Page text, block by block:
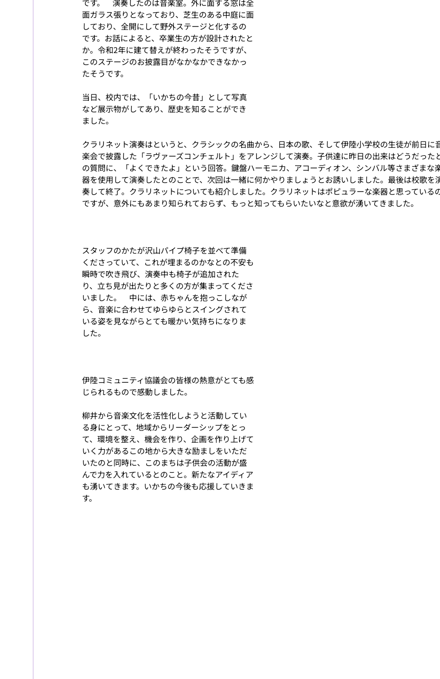
です。　演奏したのは音楽室。外に面する窓は全
面ガラス張りとなっており、芝生のある中庭に面
しており、全開にして野外ステージと化するの
です。お話によると、卒業生の方が設計されたと
か。令和2年に建て替えが終わったそうですが、
このステージのお披露目がなかなかできなかっ
たそうです。
当日、校内では、「いかちの今昔」として写真
など展示物がしてあり、歴史を知ることができ
ました。
クラリネット演奏はというと、クラシックの名曲から、日本の歌、そして伊陸小学校の生徒が前日に
楽会で披露した「ラヴァーズコンチェルト」をアレンジして演奏。子供達に昨日の出来はどうだった
の質問に、「よくできたよ」という回答。鍵盤ハーモニカ、アコーディオン、シンバル等さまざまな
器を使用して演奏したとのことで、次回は一緒に何かやりましょうとお誘いしました。最後は校歌を
奏して終了。クラリネットについても紹介しました。クラリネットはポピュラーな楽器と思っている
ですが、意外にもあまり知られておらず、もっと知ってもらいたいなと意欲が湧いてきました。
スタッフのかたが沢山パイプ椅子を並べて準備
くださっていて、これが埋まるのかなとの不安も
瞬時で吹き飛び、演奏中も椅子が追加された
り、立ち見が出たりと多くの方が集まってくださ
いました。　中には、赤ちゃんを抱っこしなが
ら、音楽に合わせてゆらゆらとスイングされて
いる姿を見ながらとても暖かい気持ちになりま
した。
伊陸コミュニティ協議会の皆様の熱意がとても感
じられるもので感動しました。
柳井から音楽文化を活性化しようと活動してい
る身にとって、地域からリーダーシップをとっ
て、環境を整え、機会を作り、企画を作り上げて
いく力があるこの地から大きな励ましをいただ
いたのと同時に、このまちは子供会の活動が盛
んで力を入れているとのこと。新たなアイディア
も湧いてきます。いかちの今後も応援していきま
す。